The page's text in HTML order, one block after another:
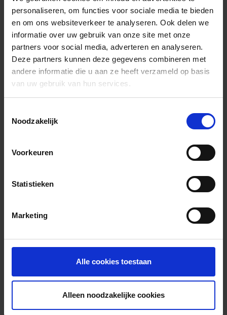
personaliseren, om functies voor sociale media te bieden
en om ons websiteverkeer te analyseren. Ook delen we
informatie over uw gebruik van onze site met onze
partners voor social media, adverteren en analyseren.
Deze partners kunnen deze gegevens combineren met
andere informatie die u aan ze heeft verzameld op basis
van uw gebruik van hun services.
Noodzakelijk
Voorkeuren
Statistieken
Marketing
Alle cookies toestaan
Alleen noodzakelijke cookies